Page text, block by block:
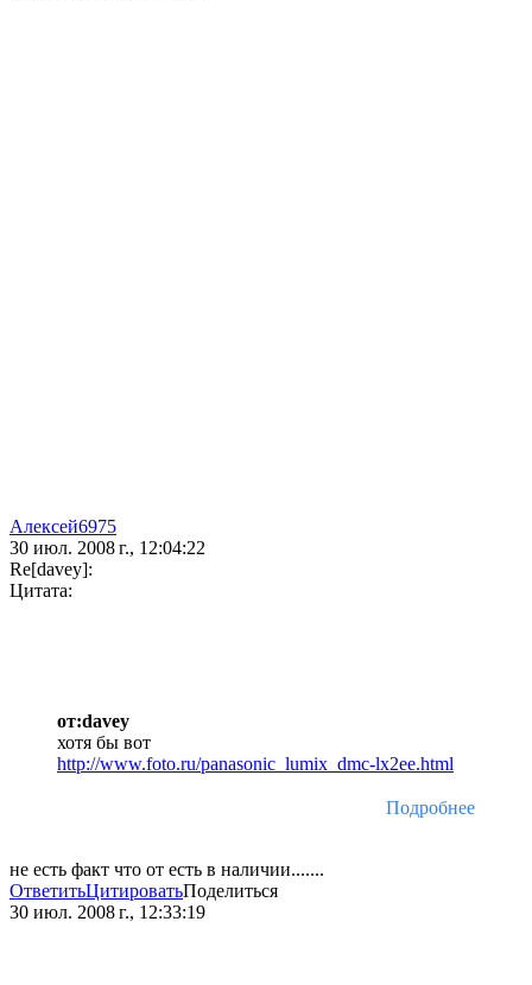
Алексей6975
30 июл. 2008 г., 12:04:22
Re[davey]:
Цитата:
от:davey
хотя бы вот
http://www.foto.ru/panasonic_lumix_dmc-lx2ee.html
Подробнее
не есть факт что от есть в наличии.......
ОтветитьЦитироватьПоделиться
30 июл. 2008 г., 12:33:19